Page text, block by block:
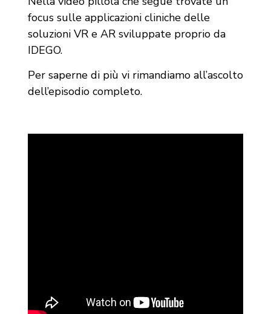
focus sulle applicazioni cliniche delle
soluzioni VR e AR sviluppate proprio da
IDEGO.
Per saperne di più vi rimandiamo all’ascolto
dell’episodio completo.